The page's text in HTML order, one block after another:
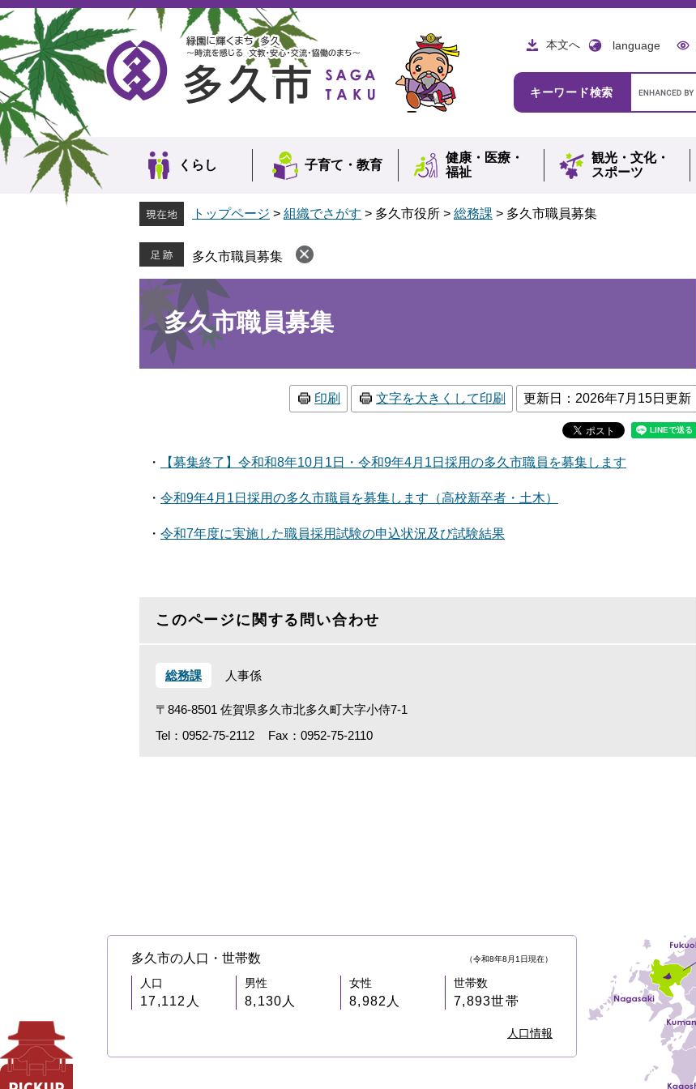
ペ
ー
ジ
の
先
頭
で
す。
メ
ニ
ュ
ー
を
飛
ば
し
て
本
本文へ language
キーワード検索
カ
ス
検
索
くらし 子育て・ 教育
健康・ 医療・
福祉
観光・ 文化・
スポーツ
トップページ > 組織でさがす > 多久市役所 > 総務課 > 多久市職員募集
多久市職員募集
本
文
多久市職員募集
印刷 文字を大きくして印刷 更新日：2026年7月15日更新
・ 【募集終了】令和和8年10月1日・令和9年4月1日採用の多久市職員を募集します
・ 令和9年4月1日採用の多久市職員を募集します （高校新卒者・土木）
・ 令和7年度に実施した職員採用試験の申込状況及び試験結果
このページに関する問い合わせ
総務課 人事係
〒846-8501 佐賀県多久市北多久町大字小侍7-1
Tel：0952-75-2112
Fax：0952-75-2110
多久市の人口・世帯数 （令和8年8月1日現在）
人口
17,112人
男性
8,130人
女性
8,982人
世帯数
7,893世帯
人口情報